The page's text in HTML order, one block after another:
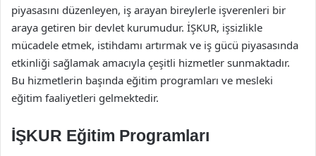
piyasasını düzenleyen, iş arayan bireylerle işverenleri bir
araya getiren bir devlet kurumudur. İŞKUR, işsizlikle
mücadele etmek, istihdamı artırmak ve iş gücü piyasasında
etkinliği sağlamak amacıyla çeşitli hizmetler sunmaktadır.
Bu hizmetlerin başında eğitim programları ve mesleki
eğitim faaliyetleri gelmektedir.
İŞKUR Eğitim Programları